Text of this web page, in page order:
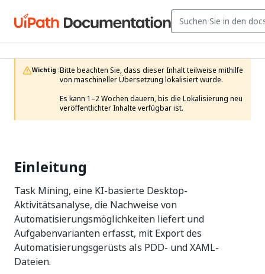
Wichtig :Bitte beachten Sie, dass dieser Inhalt teilweise mithilfe
von maschineller Übersetzung lokalisiert wurde.
Es kann 1–2 Wochen dauern, bis die Lokalisierung neu
veröffentlichter Inhalte verfügbar ist.
Einleitung
Task Mining, eine KI-basierte Desktop-
Aktivitätsanalyse, die Nachweise von
Automatisierungsmöglichkeiten liefert und
Aufgabenvarianten erfasst, mit Export des
Automatisierungsgerüsts als PDD- und XAML-
Dateien.